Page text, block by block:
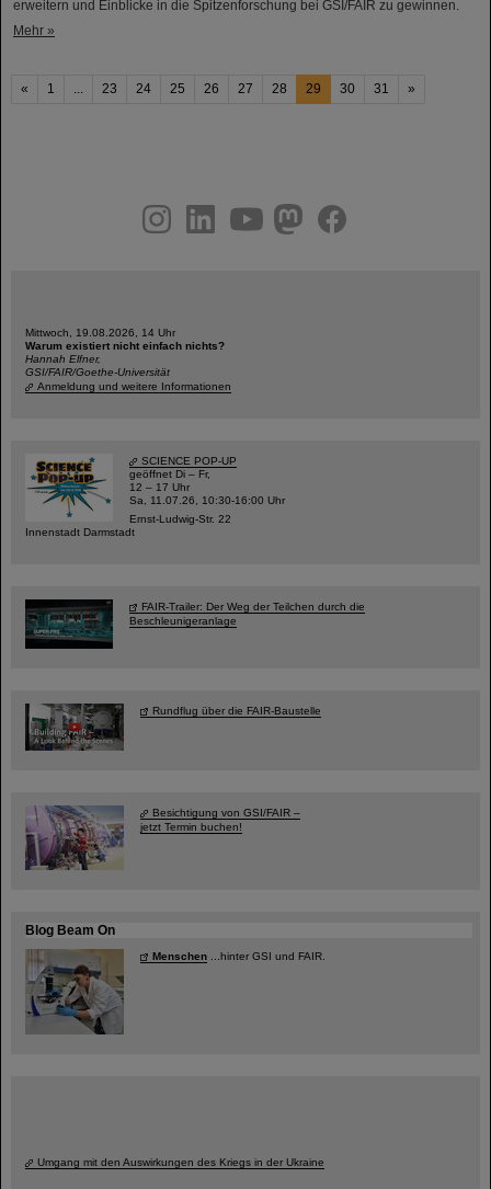
erweitern und Einblicke in die Spitzenforschung bei GSI/FAIR zu gewinnen.
Mehr »
« 1 ... 23 24 25 26 27 28 29 30 31 »
youtubehelmholtz.socialfacebook
Mittwoch, 19.08.2026, 14 Uhr
Warum existiert nicht einfach nichts?
Hannah Elfner,
GSI/FAIR/Goethe-Universität
Anmeldung und weitere Informationen
SCIENCE POP-UP
geöffnet Di – Fr,
12 – 17 Uhr
Sa, 11.07.26, 10:30-16:00 Uhr
Ernst-Ludwig-Str. 22
Innenstadt Darmstadt
FAIR-Trailer: Der Weg der Teilchen durch die
Beschleunigeranlage
Rundflug über die FAIR-Baustelle
Besichtigung von GSI/FAIR –
jetzt Termin buchen!
Blog Beam On
Menschen ...hinter GSI und FAIR.
Umgang mit den Auswirkungen des Kriegs in der Ukraine